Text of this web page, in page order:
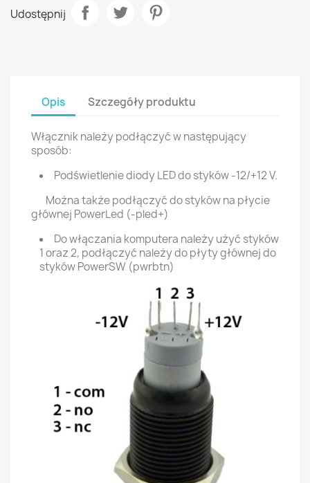
Udostępnij
Opis Szczegóły produktu
Włącznik należy podłączyć w następujący
sposób:
Podświetlenie diody LED do styków -12/+12 V.
Można także podłączyć do styków na płycie
głównej PowerLed (-pled+)
Do włączania komputera należy użyć styków
1 oraz 2, podłączyć należy do płyty głównej do
styków PowerSW (pwrbtn)